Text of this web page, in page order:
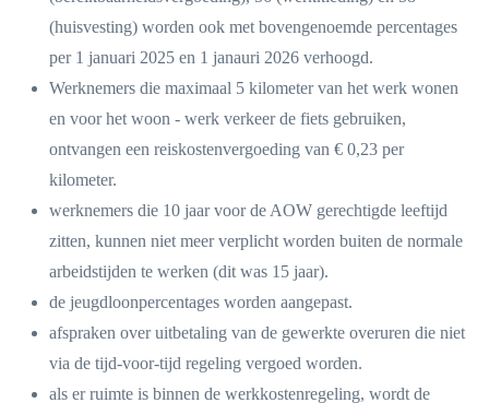
(huisvesting) worden ook met bovengenoemde percentages
per 1 januari 2025 en 1 janauri 2026 verhoogd.
Werknemers die maximaal 5 kilometer van het werk wonen
en voor het woon - werk verkeer de fiets gebruiken,
ontvangen een reiskostenvergoeding van € 0,23 per
kilometer.
werknemers die 10 jaar voor de AOW gerechtigde leeftijd
zitten, kunnen niet meer verplicht worden buiten de normale
arbeidstijden te werken (dit was 15 jaar).
de jeugdloonpercentages worden aangepast.
afspraken over uitbetaling van de gewerkte overuren die niet
via de tijd-voor-tijd regeling vergoed worden.
als er ruimte is binnen de werkkostenregeling, wordt de